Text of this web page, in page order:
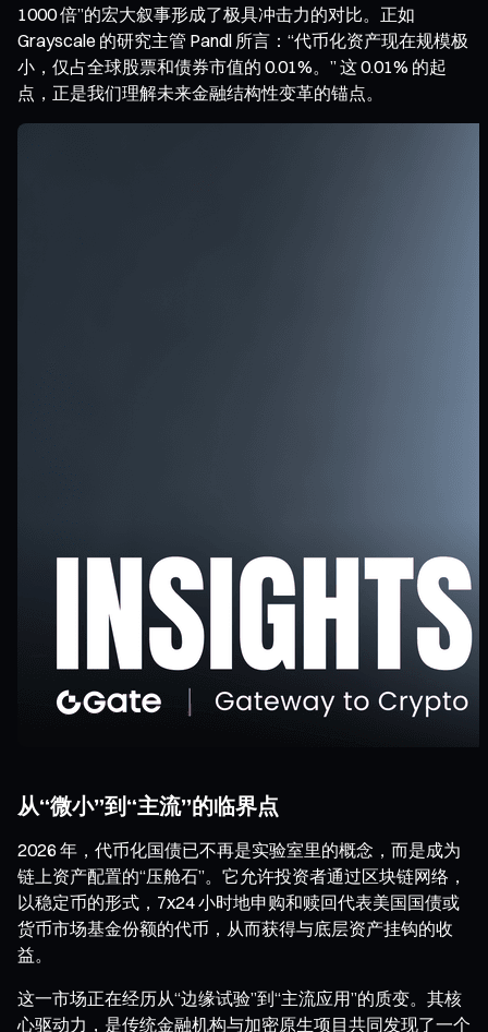
1000 倍”的宏大叙事形成了极具冲击力的对比。正如
Grayscale 的研究主管 Pandl 所言：“代币化资产现在规模极
小，仅占全球股票和债券市值的 0.01%。” 这 0.01% 的起
点，正是我们理解未来金融结构性变革的锚点。
从“微小”到“主流”的临界点
2026 年，代币化国债已不再是实验室里的概念，而是成为
链上资产配置的“压舱石”。它允许投资者通过区块链网络，
以稳定币的形式，7x24 小时地申购和赎回代表美国国债或
货币市场基金份额的代币，从而获得与底层资产挂钩的收
益。
这一市场正在经历从“边缘试验”到“主流应用”的质变。其核
心驱动力，是传统金融机构与加密原生项目共同发现了一个